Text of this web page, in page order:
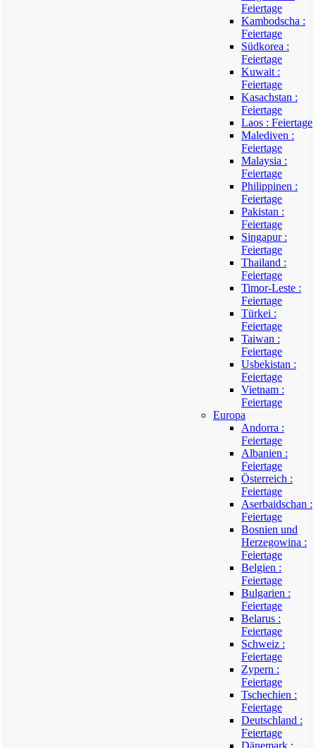
Feiertage
Kambodscha :
Feiertage
Südkorea :
Feiertage
Kuwait :
Feiertage
Kasachstan :
Feiertage
Laos : Feiertage
Malediven :
Feiertage
Malaysia :
Feiertage
Philippinen :
Feiertage
Pakistan :
Feiertage
Singapur :
Feiertage
Thailand :
Feiertage
Timor-Leste :
Feiertage
Türkei :
Feiertage
Taiwan :
Feiertage
Usbekistan :
Feiertage
Vietnam :
Feiertage
Europa
Andorra :
Feiertage
Albanien :
Feiertage
Österreich :
Feiertage
Aserbaidschan :
Feiertage
Bosnien und
Herzegowina :
Feiertage
Belgien :
Feiertage
Bulgarien :
Feiertage
Belarus :
Feiertage
Schweiz :
Feiertage
Zypern :
Feiertage
Tschechien :
Feiertage
Deutschland :
Feiertage
Dänemark :